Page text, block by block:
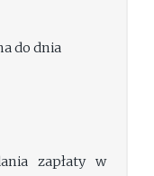
do dnia
zapłaty w